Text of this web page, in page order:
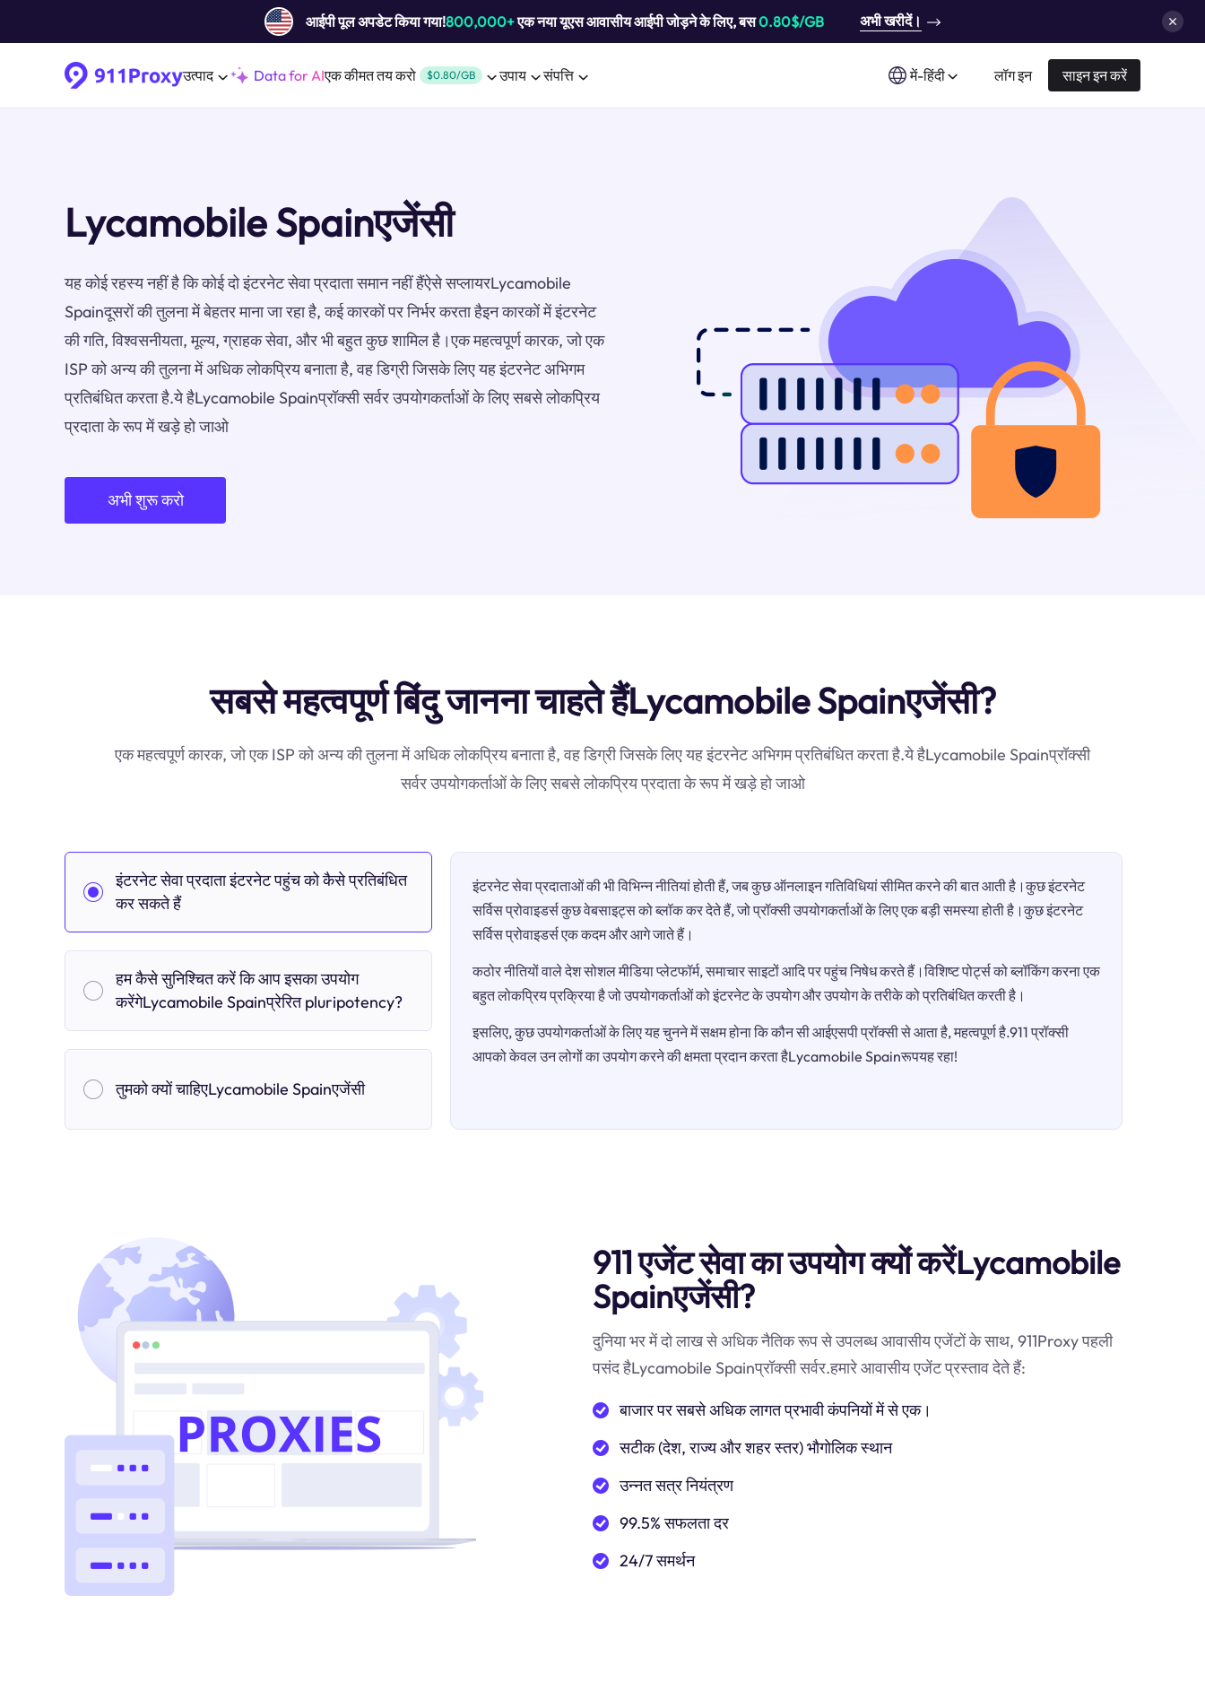
आईपी ​​पूल अपडेट किया गया!800,000+एक नया यूएस आवासीय आईपी जोड़ने के लिए, बस0.80$/GB अभी खरीदें।
उत्पाद Data for AIएक कीमत तय करो $0.80/GB उपाय संपत्ति में-हिंदी लॉग इन साइन इन करें
Lycamobile Spainएजेंसी
यह कोई रहस्य नहीं है कि कोई दो इंटरनेट सेवा प्रदाता समान नहीं हैंऐसे सप्लायरLycamobile
Spainदूसरों की तुलना में बेहतर माना जा रहा है, कई कारकों पर निर्भर करता हैइन कारकों में इंटरनेट
की गति, विश्वसनीयता, मूल्य, ग्राहक सेवा, और भी बहुत कुछ शामिल है।एक महत्वपूर्ण कारक, जो एक
ISP को अन्य की तुलना में अधिक लोकप्रिय बनाता है, वह डिग्री जिसके लिए यह इंटरनेट अभिगम
प्रतिबंधित करता है.ये हैLycamobile Spainप्रॉक्सी सर्वर उपयोगकर्ताओं के लिए सबसे लोकप्रिय
प्रदाता के रूप में खड़े हो जाओ
अभी शुरू करो
सबसे महत्वपूर्ण बिंदु जानना चाहते हैंLycamobile Spainएजेंसी?
एक महत्वपूर्ण कारक, जो एक ISP को अन्य की तुलना में अधिक लोकप्रिय बनाता है, वह डिग्री जिसके लिए यह इंटरनेट अभिगम प्रतिबंधित करता है.ये हैLycamobile Spainप्रॉक्सी
सर्वर उपयोगकर्ताओं के लिए सबसे लोकप्रिय प्रदाता के रूप में खड़े हो जाओ
इंटरनेट सेवा प्रदाता इंटरनेट पहुंच को कैसे प्रतिबंधित
कर सकते हैं
हम कैसे सुनिश्चित करें कि आप इसका उपयोग
करेंगेLycamobile Spainप्रेरित pluripotency?
तुमको क्यों चाहिएLycamobile Spainएजेंसी
इंटरनेट सेवा प्रदाताओं की भी विभिन्न नीतियां होती हैं, जब कुछ ऑनलाइन गतिविधियां सीमित करने की बात आती है।कुछ इंटरनेट
सर्विस प्रोवाइडर्स कुछ वेबसाइट्स को ब्लॉक कर देते हैं, जो प्रॉक्सी उपयोगकर्ताओं के लिए एक बड़ी समस्या होती है।कुछ इंटरनेट
सर्विस प्रोवाइडर्स एक कदम और आगे जाते हैं।
कठोर नीतियों वाले देश सोशल मीडिया प्लेटफॉर्म, समाचार साइटों आदि पर पहुंच निषेध करते हैं।विशिष्ट पोर्ट्स को ब्लॉकिंग करना एक
बहुत लोकप्रिय प्रक्रिया है जो उपयोगकर्ताओं को इंटरनेट के उपयोग और उपयोग के तरीके को प्रतिबंधित करती है।
इसलिए, कुछ उपयोगकर्ताओं के लिए यह चुनने में सक्षम होना कि कौन सी आईएसपी प्रॉक्सी से आता है, महत्वपूर्ण है.911 प्रॉक्सी
आपको केवल उन लोगों का उपयोग करने की क्षमता प्रदान करता हैLycamobile Spainरूपयह रहा!
911 एजेंट सेवा का उपयोग क्यों करेंLycamobile
Spainएजेंसी?
दुनिया भर में दो लाख से अधिक नैतिक रूप से उपलब्ध आवासीय एजेंटों के साथ, 911Proxy पहली
पसंद हैLycamobile Spainप्रॉक्सी सर्वर.हमारे आवासीय एजेंट प्रस्ताव देते हैं:
बाजार पर सबसे अधिक लागत प्रभावी कंपनियों में से एक।
सटीक (देश, राज्य और शहर स्तर) भौगोलिक स्थान
उन्नत सत्र नियंत्रण
99.5% सफलता दर
24/7 समर्थन